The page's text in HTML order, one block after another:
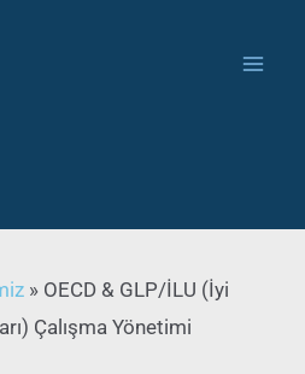
» OECD & GLP/İLU (İyi
Çalışma Yönetimi